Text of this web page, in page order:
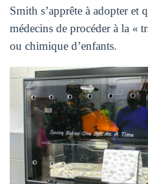
Smith s’apprête à adopter et
médecins de procéder à la «
ou chimique d’enfants.